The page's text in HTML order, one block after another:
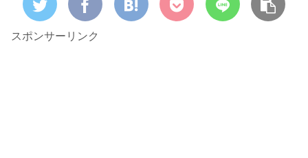
スポンサーリンク